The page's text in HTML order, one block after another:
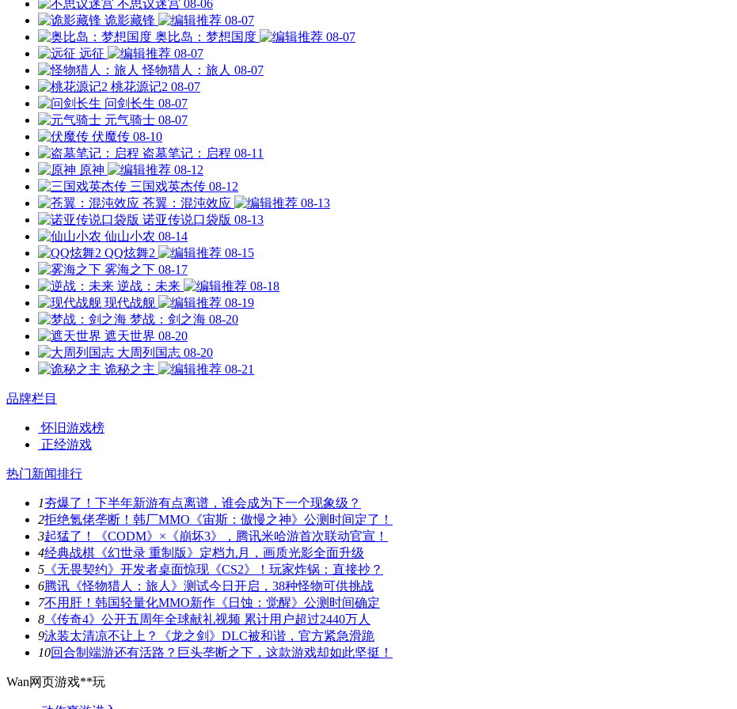
不思议迷宫 08-06
诡影藏锋
08-07
奥比岛：梦想国度
08-07
远征
08-07
怪物猎人：旅人 08-07
桃花源记2 08-07
问剑长生 08-07
元气骑士 08-07
伏魔传 08-10
盗墓笔记：启程 08-11
原神
08-12
三国戏英杰传 08-12
苍翼：混沌效应
08-13
诺亚传说口袋版 08-13
仙山小农 08-14
QQ炫舞2
08-15
雾海之下 08-17
逆战：未来
08-18
现代战舰
08-19
梦战：剑之海 08-20
遮天世界 08-20
大周列国志 08-20
诡秘之主
08-21
品牌栏目
怀旧游戏榜
正经游戏
热门新闻排行
1夯爆了！下半年新游有点离谱，谁会成为下一个现象级？
2拒绝氪佬垄断！韩厂MMO《宙斯：傲慢之神》公测时间定了！
3起猛了！《CODM》×《崩坏3》，腾讯米哈游首次联动官宣！
4经典战棋《幻世录 重制版》定档九月，画质光影全面升级
5 《无畏契约》开发者桌面惊现《CS2》！玩家炸锅：直接抄？
6腾讯《怪物猎人：旅人》测试今日开启，38种怪物可供挑战
7不用肝！韩国轻量化MMO新作《日蚀：觉醒》公测时间确定
8 《传奇4》公开五周年全球献礼视频 累计用户超过2440万人
9泳装太清凉不让上？《龙之剑》DLC被和谐，官方紧急滑跪
10回合制端游还有活路？巨头垄断之下，这款游戏却如此坚挺！
Wan网页游戏**玩